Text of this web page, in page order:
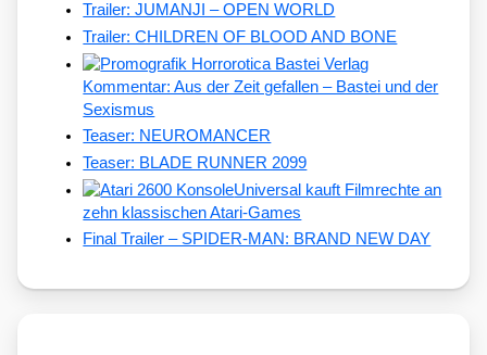
Trailer: JUMANJI – OPEN WORLD
Trailer: CHILDREN OF BLOOD AND BONE
Kommentar: Aus der Zeit gefallen – Bastei und der
Sexismus
Teaser: NEUROMANCER
Teaser: BLADE RUNNER 2099
Universal kauft Filmrechte an
zehn klassischen Atari-Games
Final Trailer – SPIDER-MAN: BRAND NEW DAY